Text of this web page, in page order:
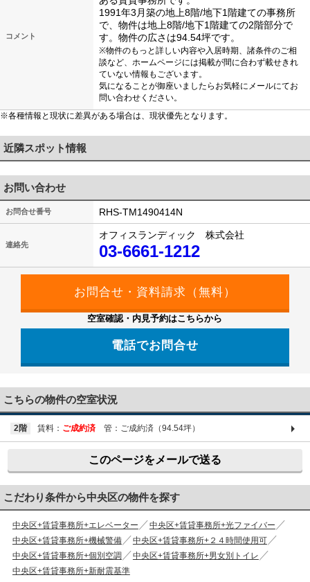
コメント
1991年3月築の地上8階/地下1階建ての事務所
で、物件は地上8階/地下1階建ての2階部分で
す。物件の広さは94.54坪です。
※物件のもっと詳しい内容や入居時期、諸条件のご相
談など、ホームページには掲載が間に合わず載せきれ
ていない情報もございます。
気になることが御座いましたらお気軽にメールにてお
問い合わせください。
※各種情報と現状に差異がある場合は、現状優先となります。
近隣スポット情報
お問い合わせ
お問合せ番号 RHS-TM1490414N
連絡先
オフィスランディック 株式会社
03-6661-1212
空室確認・内見予約はこちらから
電話でお問合せ
こちらの物件の空室状況
2階 賃料： ご成約済 管：ご成約済（94.54坪）
このページをメールで送る
こだわり条件から中央区の物件を探す
中央区+賃貸事務所+エレベーター
中央区+賃貸事務所+光ファイバー
中央区+賃貸事務所+機械警備
中央区+賃貸事務所+２４時間使用可
中央区+賃貸事務所+個別空調
中央区+賃貸事務所+男女別トイレ
中央区+賃貸事務所+新耐震基準